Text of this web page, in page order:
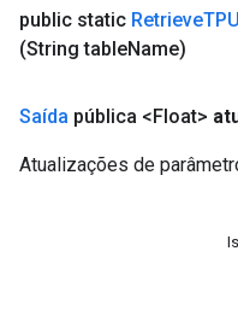
public static Retrieve
(String tableName)
Saída pública <Float>
Atualizações de